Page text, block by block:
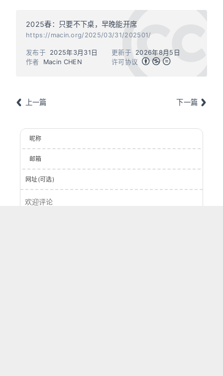
2025春：只要不下桌，早晚能开席
https://macin.org/2025/03/31/202501/
作者 Macin CHEN
发布于 2025年3月31日 更新于
2026年8月5日
许可协议
上一篇 下一篇
昵称
邮箱
网址(可选)